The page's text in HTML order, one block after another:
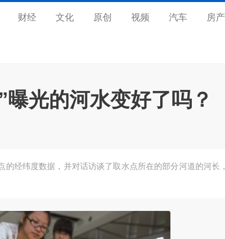
财经 文化 原创 视频 汽车 房产
光的河水变好了吗？
经纬度数据，并对话访谈了取水点所在的部分河道的河长，